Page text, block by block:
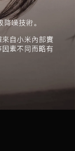
噪技術。
自小米內部實
素不同而略有